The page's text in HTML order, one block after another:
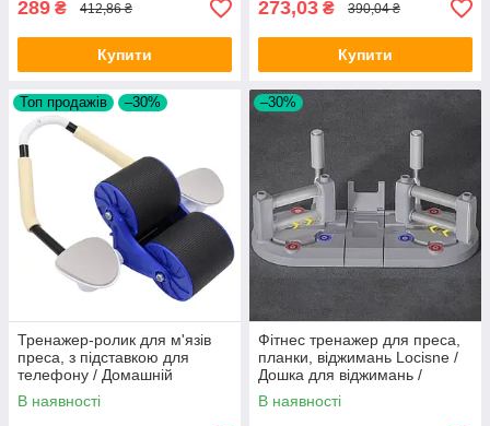
289 ₴ 412,86 ₴
Купити
273,03 ₴ 390,04 ₴
Купити
Топ продажів –30%
Тренажер-ролик для м'язів
преса, з підставкою для
телефону / Домашній
тренажер для розвитку м'язів
живота
В наявності
–30%
Фітнес тренажер для преса,
планки, віджимань Locisne /
Дошка для віджимань /
Платформа для віджимань
В наявності